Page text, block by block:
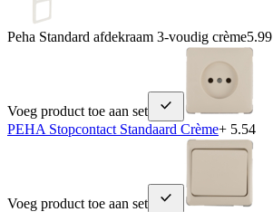
Peha Standard afdekraam 3-voudig crème5.99
Voeg product toe aan set
PEHA Stopcontact Standaard Crème+ 5.54
Voeg product toe aan set